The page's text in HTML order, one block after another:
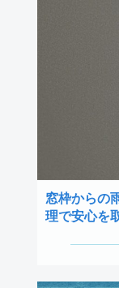
窓枠からの
理で安心を